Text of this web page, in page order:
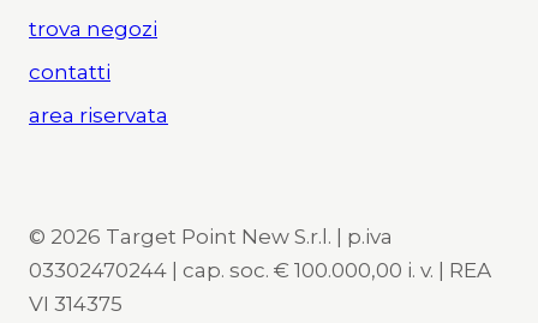
trova negozi
contatti
area riservata
© 2026 Target Point New S.r.l. | p.iva
03302470244 | cap. soc. € 100.000,00 i. v. | REA
VI 314375